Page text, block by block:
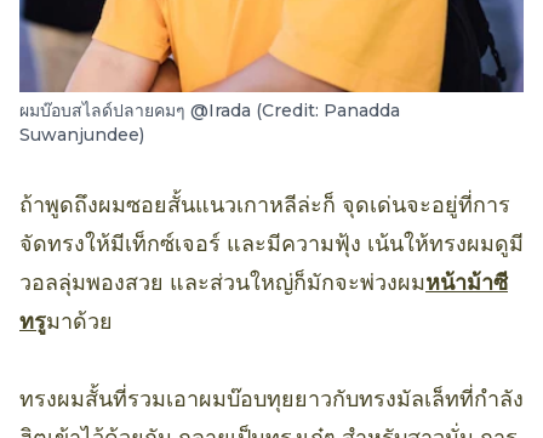
ผมบ๊อบสไลด์ปลายคมๆ @Irada (Credit: Panadda
Suwanjundee)
ถ้าพูดถึงผมซอยสั้นแนวเกาหลีล่ะก็ จุดเด่นจะอยู่ที่การ
จัดทรงให้มีเท็กซ์เจอร์ และมีความฟุ้ง เน้นให้ทรงผมดูมี
วอลลุ่มพองสวย และส่วนใหญ่ก็มักจะพ่วงผมหน้าม้าซี
ทรูมาด้วย
ทรงผมสั้นที่รวมเอาผมบ๊อบทุยยาวกับทรงมัลเล็ทที่กำลัง